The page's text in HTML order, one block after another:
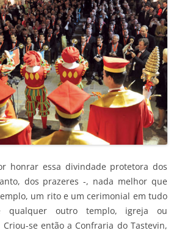
honrar essa divindade protetora dos
dos prazeres -, nada melhor que
um rito e um cerimonial em tudo
qualquer outro templo, igreja ou
Criou-se então a Confraria do Tastevin,